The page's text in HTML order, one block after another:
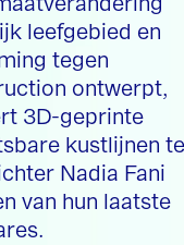
leefgebied en
tegen
ontwerpt,
3D-geprinte
kustlijnen te
Nadia Fani
van hun laatste